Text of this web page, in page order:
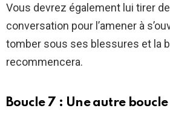
Vous devrez également lui tirer
conversation pour l’amener à
tomber sous ses blessures et la
recommencera.
Boucle 7 : Une autre